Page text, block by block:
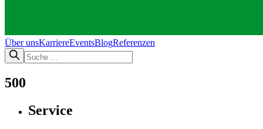
Über unsKarriereEventsBlogReferenzen
500
Service